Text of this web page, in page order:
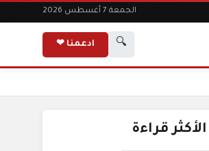
الجمعة 7 أغسطس 2026
🔍 ادعمنا ❤
الأكثر قراءة